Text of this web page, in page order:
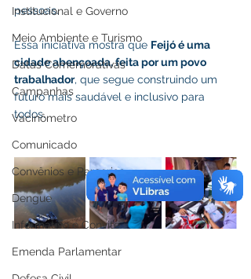
Institucional e Governo
Meio Ambiente e Turismo
Datas Comemorativas
Campanhas
Vacinômetro
Comunicado
Convênios e Parcerias
Dengue
Informativo e Convite
Emenda Parlamentar
pessoas.
Essa iniciativa mostra que Feijó é uma
cidade abençoada, feita por um povo
trabalhador, que segue construindo um
futuro mais saudável e inclusivo para
todos.